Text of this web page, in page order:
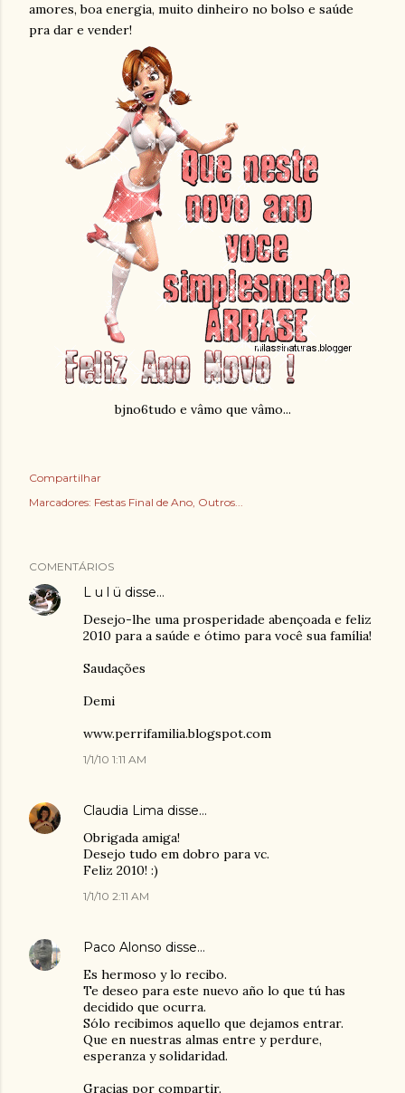
amores, boa energia, muito dinheiro no bolso e saúde
pra dar e vender!
bjno6tudo e vâmo que vâmo...
Compartilhar
Marcadores: Festas Final de Ano Outros...
COMENTÁRIOS
L u l ü disse…
Desejo-lhe uma prosperidade abençoada e feliz
2010 para a saúde e ótimo para você sua família!
Saudações
Demi
www.perrifamilia.blogspot.com
1/1/10 1:11 AM
Claudia Lima disse…
Obrigada amiga!
Desejo tudo em dobro para vc.
Feliz 2010! :)
1/1/10 2:11 AM
Paco Alonso disse…
Es hermoso y lo recibo.
Te deseo para este nuevo año lo que tú has
decidido que ocurra.
Sólo recibimos aquello que dejamos entrar.
Que en nuestras almas entre y perdure,
esperanza y solidaridad.
Gracias por compartir.